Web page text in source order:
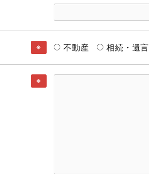
※ 不動産 相続・遺言
※